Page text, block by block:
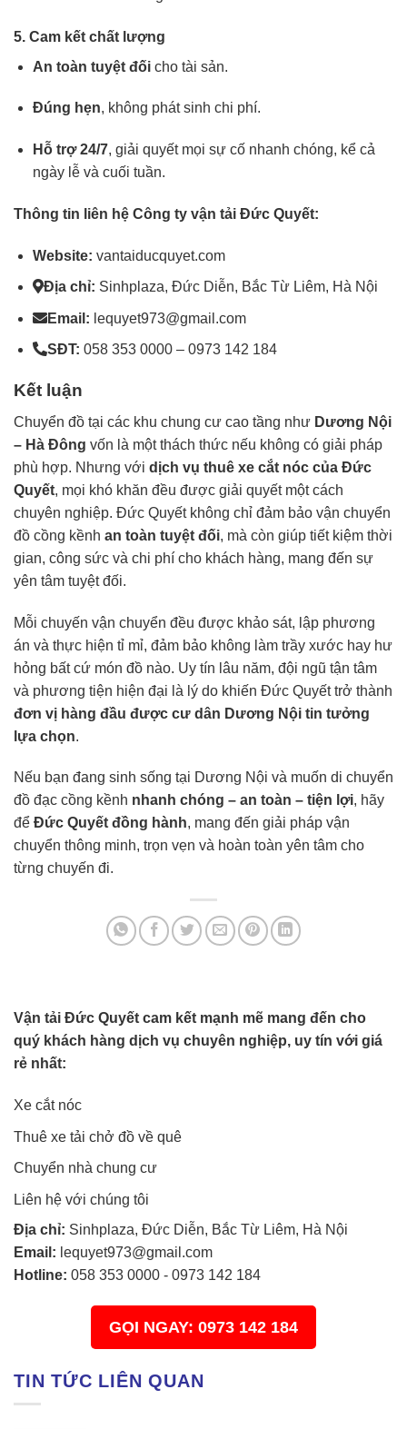
5. Cam kết chất lượng
An toàn tuyệt đốicho tài sản.
Đúng hẹn, không phát sinh chi phí.
Hỗ trợ 24/7, giải quyết mọi sự cố nhanh chóng, kể cả
ngày lễ và cuối tuần.
Thông tin liên hệ Công ty vận tải Đức Quyết:
Website: vantaiducquyet.com
Địa chỉ: Sinhplaza, Đức Diễn, Bắc Từ Liêm, Hà Nội
Email: lequyet973@gmail.com
SĐT: 058 353 0000 – 0973 142 184
Kết luận
Chuyển đồ tại các khu chung cư cao tầng như Dương Nội
– Hà Đông vốn là một thách thức nếu không có giải pháp
phù hợp. Nhưng với dịch vụ thuê xe cắt nóc của Đức
Quyết, mọi khó khăn đều được giải quyết một cách
chuyên nghiệp. Đức Quyết không chỉ đảm bảo vận chuyển
đồ cồng kềnh an toàn tuyệt đối, mà còn giúp tiết kiệm thời
gian, công sức và chi phí cho khách hàng, mang đến sự
yên tâm tuyệt đối.
Mỗi chuyến vận chuyển đều được khảo sát, lập phương
án và thực hiện tỉ mỉ, đảm bảo không làm trầy xước hay hư
hỏng bất cứ món đồ nào. Uy tín lâu năm, đội ngũ tận tâm
và phương tiện hiện đại là lý do khiến Đức Quyết trở thành
đơn vị hàng đầu được cư dân Dương Nội tin tưởng
lựa chọn.
Nếu bạn đang sinh sống tại Dương Nội và muốn di chuyển
đồ đạc cồng kềnh nhanh chóng – an toàn – tiện lợi, hãy
để Đức Quyết đồng hành, mang đến giải pháp vận
chuyển thông minh, trọn vẹn và hoàn toàn yên tâm cho
từng chuyến đi.
Vận tải Đức Quyết cam kết mạnh mẽ mang đến cho
quý khách hàng dịch vụ chuyên nghiệp, uy tín với giá
rẻ nhất:
Xe cắt nóc
Thuê xe tải chở đồ về quê
Chuyển nhà chung cư
Liên hệ với chúng tôi
Địa chỉ: Sinhplaza, Đức Diễn, Bắc Từ Liêm, Hà Nội
Email: lequyet973@gmail.com
Hotline: 058 353 0000 - 0973 142 184
GỌI NGAY: 0973 142 184
TIN TỨC LIÊN QUAN